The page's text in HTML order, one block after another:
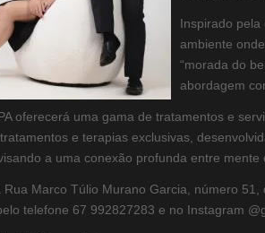
Inspirado pela
ambiente
“morada do
abordagem
oferecerá uma gama de tratamentos e
e terapias exclusivas,
a uma conexão profunda entre
Rua Marco Túlio Murano Garcia, número
telefone 67 992827283 e no Instagram